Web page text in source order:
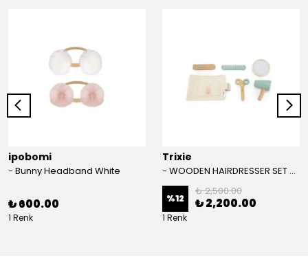
ipobomi
- Bunny Headband White
₺ 600.00
1 Renk
Trixie
- WOODEN HAIRDRESSER SET - AHŞAP KUAFÖR SETİ
%12
₺ 2,500.00
₺ 2,200.00
1 Renk